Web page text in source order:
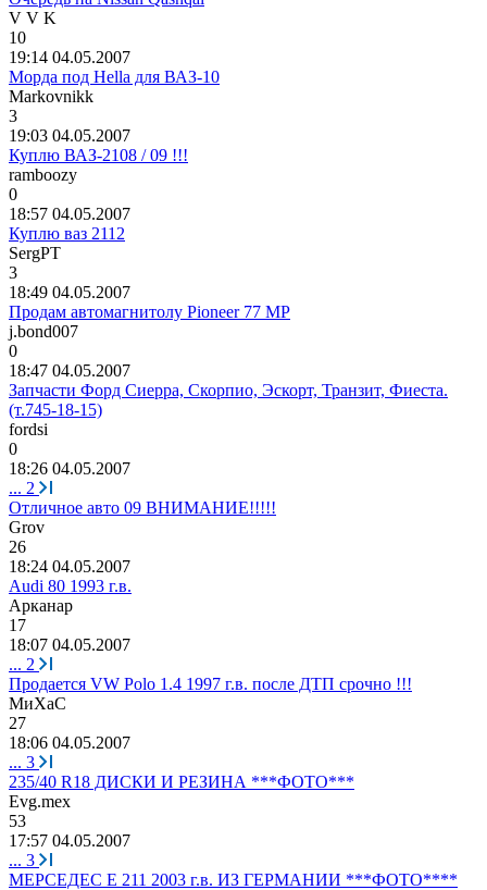
V V K
10
19:14 04.05.2007
Морда под Hella для ВАЗ-10
Markovnikk
3
19:03 04.05.2007
Куплю ВАЗ-2108 / 09 !!!
ramboozy
0
18:57 04.05.2007
Куплю ваз 2112
SergPT
3
18:49 04.05.2007
Продам автомагнитолу Pioneer 77 MP
j.bond007
0
18:47 04.05.2007
Запчасти Форд Сиерра, Скорпио, Эскорт, Транзит, Фиеста.
(т.745-18-15)
fordsi
0
18:26 04.05.2007
... 2
Отличное авто 09 ВНИМАНИЕ!!!!!
Grov
26
18:24 04.05.2007
Audi 80 1993 г.в.
Арканар
17
18:07 04.05.2007
... 2
Продается VW Polo 1.4 1997 г.в. после ДТП срочно !!!
МиХаС
27
18:06 04.05.2007
... 3
235/40 R18 ДИСКИ И РЕЗИНА ***ФОТО***
Evg.mex
53
17:57 04.05.2007
... 3
МЕРСЕДЕС E 211 2003 г.в. ИЗ ГЕРМАНИИ ***ФОТО****